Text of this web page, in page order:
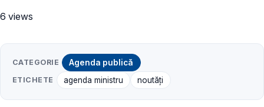
6 views
CATEGORIE Agenda publică
ETICHETE agenda ministru noutăți